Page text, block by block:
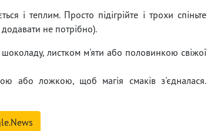
і теплим. Просто підігрійте і трохи спіньте
не потрібно).
листком м'яти або половинкою свіжої
або ложкою, щоб магія смаків з'єдналася.